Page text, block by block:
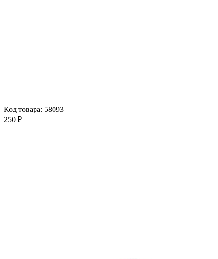
Код товара: 58093
250 ₽